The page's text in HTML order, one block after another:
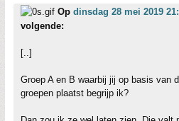
Op dinsdag 28 mei 2019
volgende:
[..]
Groep A en B waarbij jij op basis van
groepen plaatst begrijp ik?